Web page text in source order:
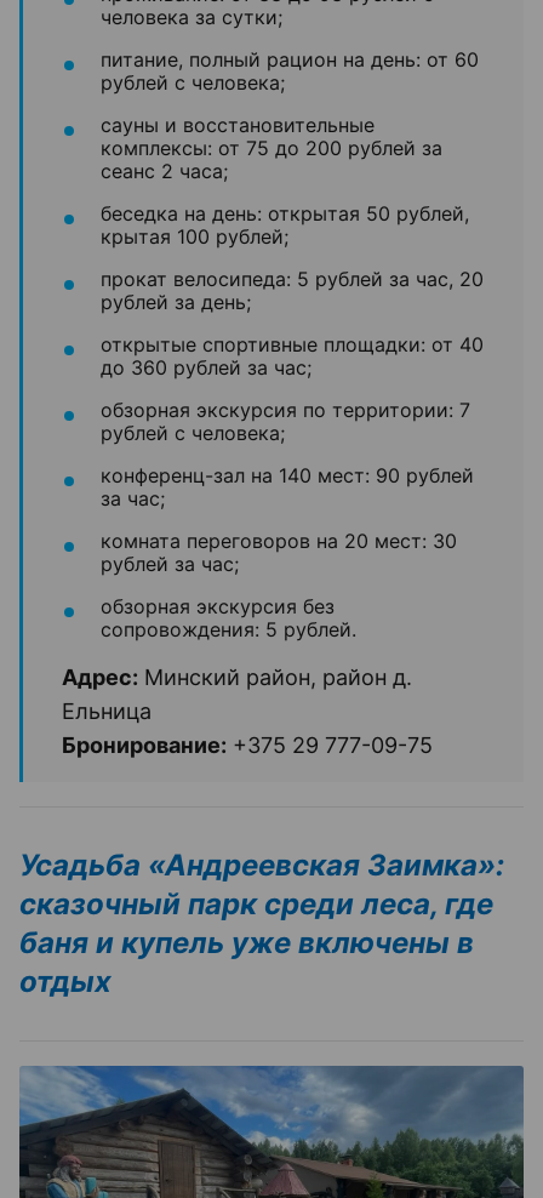
человека за сутки;
питание, полный рацион на день: от 60
рублей с человека;
сауны и восстановительные
комплексы: от 75 до 200 рублей за
сеанс 2 часа;
беседка на день: открытая 50 рублей,
крытая 100 рублей;
прокат велосипеда: 5 рублей за час, 20
рублей за день;
открытые спортивные площадки: от 40
до 360 рублей за час;
обзорная экскурсия по территории: 7
рублей с человека;
конференц-зал на 140 мест: 90 рублей
за час;
комната переговоров на 20 мест: 30
рублей за час;
обзорная экскурсия без
сопровождения: 5 рублей.
Адрес: Минский район, район д.
Ельница
Бронирование: +375 29 777-09-75
Усадьба «Андреевская Заимка»:
сказочный парк среди леса, где
баня и купель уже включены в
отдых